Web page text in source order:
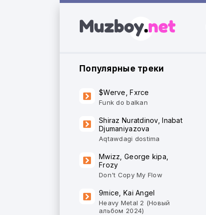
Популярные треки
$Werve, Fxrce
Funk do balkan
Shiraz Nuratdinov, Inabat
Djumaniyazova
Aqtawdagi dostima
Mwizz, George kipa,
Frozy
Don't Copy My Flow
9mice, Kai Angel
Heavy Metal 2 (Новый
альбом 2024)